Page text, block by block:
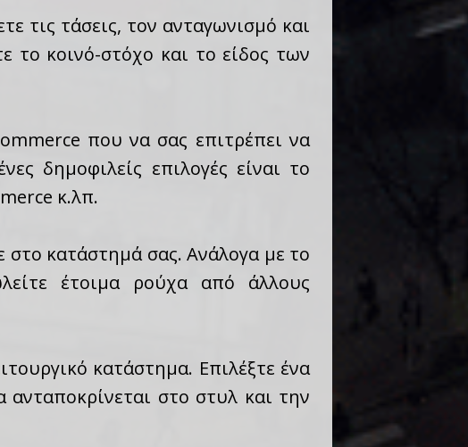
τις τάσεις, τον ανταγωνισμό και
το κοινό-στόχο και το είδος των
που να σας επιτρέπει να
δημοφιλείς επιλογές είναι το
κ.λπ.
στο κατάστημά σας. Ανάλογα με το
έτοιμα ρούχα από άλλους
κατάστημα. Επιλέξτε ένα
στο στυλ και την